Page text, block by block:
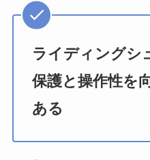
ライディングシ
保護と操作性を
ある